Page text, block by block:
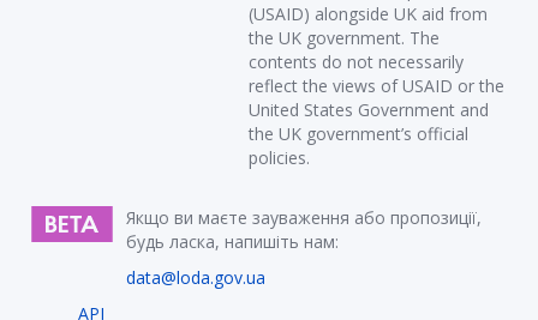
(USAID) alongside UK aid from
the UK government. The
contents do not necessarily
reflect the views of USAID or the
United States Government and
the UK government’s official
policies.
Якщо ви маєте зауваження або пропозиції,
будь ласка, напишіть нам:
data@loda.gov.ua
API